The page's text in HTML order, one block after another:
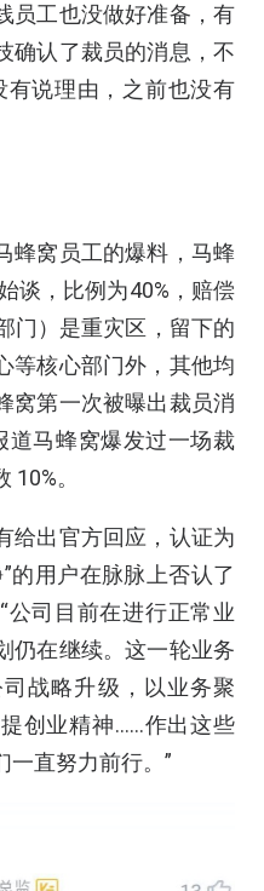
员工也没做好准备，有
确认了裁员的消息，不
有说理由，之前也没有
蜂窝员工的爆料，马蜂
谈，比例为40%，赔偿
门）是重灾区，留下的
等核心部门外，其他均
窝第一次被曝出裁员消
道马蜂窝爆发过一场裁
。
给出官方回应，认证为
的用户在脉脉上否认了
公司目前在进行正常业
仍在继续。这一轮业务
战略升级，以业务聚
创业精神……作出这些
一直努力前行。”